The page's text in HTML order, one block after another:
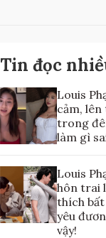
Tin đọc
Louis
cảm,
trong
làm gì
Louis
hôn trai
thích bất
yêu
vậy!